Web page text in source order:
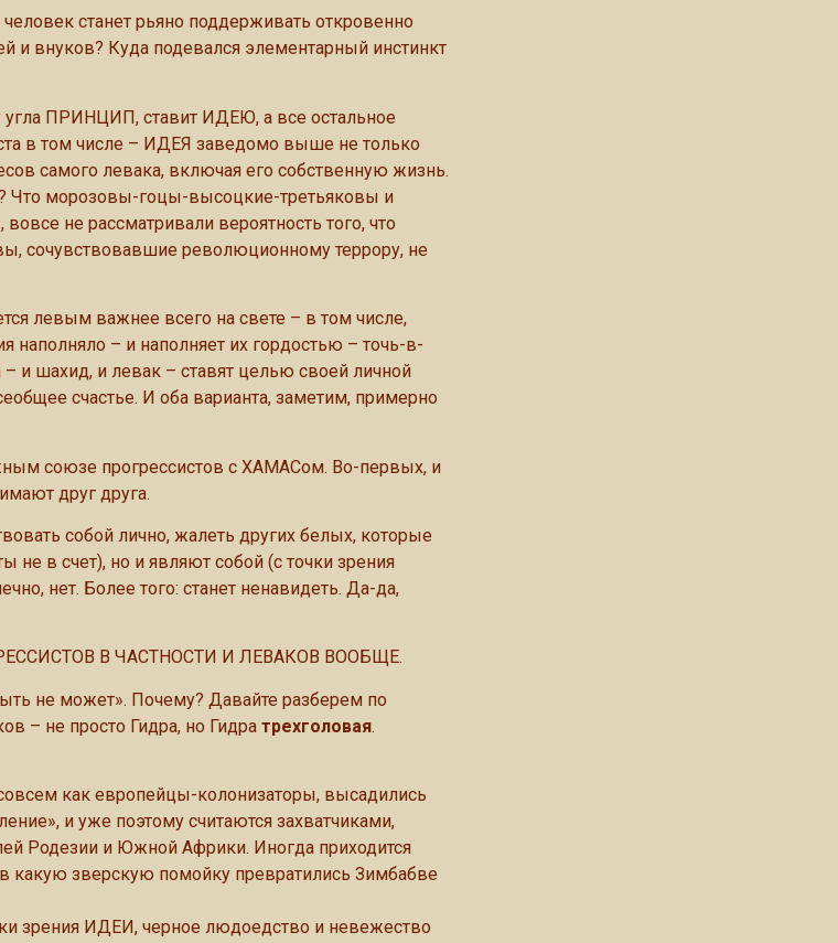
станет рьяно поддерживать откровенно
и внуков? Куда подевался элементарный инстинкт
угла ПРИНЦИП, ставит ИДЕЮ, а все остальное
в том числе – ИДЕЯ заведомо выше не только
самого левака, включая его собственную жизнь.
Что морозовы-гоцы-высоцкие-третьяковы и
не рассматривали вероятность того, что
сочувствовавшие революционному террору, не
левым важнее всего на свете – в том числе,
наполняло – и наполняет их гордостью – точь-в-
и шахид, и левак – ставят целью своей личной
счастье. И оба варианта, заметим, примерно
союзе прогрессистов с ХАМАСом. Во-первых, и
друг друга.
собой лично, жалеть других белых, которые
в счет), но и являют собой (с точки зрения
нет. Более того: станет ненавидеть. Да-да,
В ЧАСТНОСТИ И ЛЕВАКОВ ВООБЩЕ.
не может». Почему? Давайте разберем по
– не просто Гидра, но Гидра трехголовая.
как европейцы-колонизаторы, высадились
и уже поэтому считаются захватчиками,
Родезии и Южной Африки. Иногда приходится
какую зверскую помойку превратились Зимбабве
зрения ИДЕИ, черное людоедство и невежество